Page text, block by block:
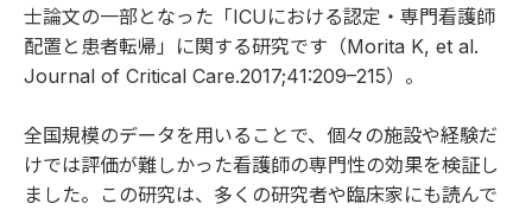
士論文の一部となった「ICUにおける認定・専門看護師
配置と患者転帰」に関する研究です（Morita K, et al.
Journal of Critical Care.2017;41:209–215）。
全国規模のデータを用いることで、個々の施設や経験だ
けでは評価が難しかった看護師の専門性の効果を検証し
ました。この研究は、多くの研究者や臨床家にも読んで